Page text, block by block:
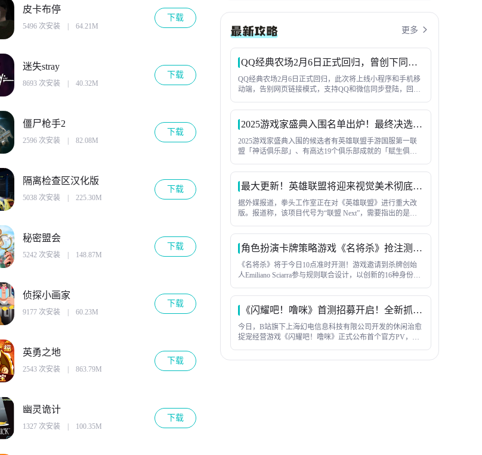
皮卡布停
5496 次安装 64.21M
下载
迷失stray
8693 次安装 40.32M
下载
僵尸枪手2
2596 次安装 82.08M
下载
隔离检查区汉化版
5038 次安装 225.30M
下载
秘密盟会
5242 次安装 148.87M
下载
侦探小画家
9177 次安装 60.23M
下载
英勇之地
2543 次安装 863.79M
下载
幽灵诡计
1327 次安装 100.35M
下载
更多 
QQ经典农场2月6日正式回归，曾创下同时在线人数1.2亿纪录
QQ经典农场2月6日正式回归，此次将上线小程序和手机移
动端，告别网页链接模式，支持QQ和微信同步登陆，回味
归，还会上线全新玩法内容，尽请期待吧！
2025游戏家盛典入围名单出炉！最终决选即将上演
2025游戏家盛典入围的候选者有英雄联盟手游国服第一联
盟「神话俱乐部」、有高达19个俱乐部成就的「赋生俱乐
包」、金铲铲全服成就排名第一的全能大神游戏家「夜
神」，等等。
最大更新！英雄联盟将迎来视觉美术彻底改造
据外媒报道，拳头工作室正在对《英雄联盟》进行重大改
版。报道称，该项目代号为“联盟 Next”，需要指出的是，
质上是一次重制，但并非彻底的重新发布。
角色扮演卡牌策略游戏《名将杀》抢注测试预下载已开启
《名将杀》将于今日10点准时开测！游戏邀请到杀牌创始
人Emiliano Sciarra参与规则联合设计，以创新的16种身份玩
来全新杀牌体验！
《闪耀吧！噜咪》首测招募开启！全新抓宠养成来袭
今日，B站旗下上海幻电信息科技有限公司开发的休闲治愈
捉宠经营游戏《闪耀吧！噜咪》正式公布首个官方PV，独